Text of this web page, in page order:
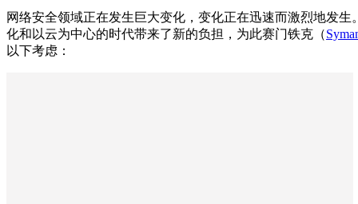
网络安全领域正在发生巨大变化，变化正在迅速而激烈地发生
化和以云为中心的时代带来了新的负担，为此赛门铁克（
以下考虑：